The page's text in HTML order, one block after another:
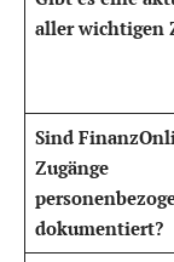
aller wichtigen
Sind
Zugänge
dokumentiert?